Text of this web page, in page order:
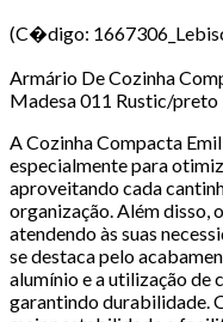
(C�digo:
Armário De Cozinha
Madesa 011 Rustic/preto
A Cozinha Compacta
especialmente para
aproveitando cada
organização. Além disso,
atendendo às suas
se destaca pelo
alumínio e a utilização de
garantindo durabilidade.